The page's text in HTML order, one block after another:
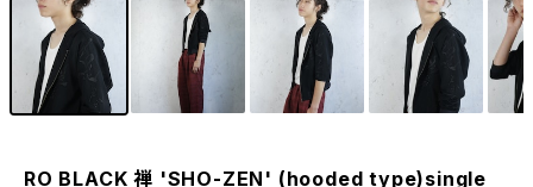
RO BLACK 禅 'SHO-ZEN' (hooded type)single